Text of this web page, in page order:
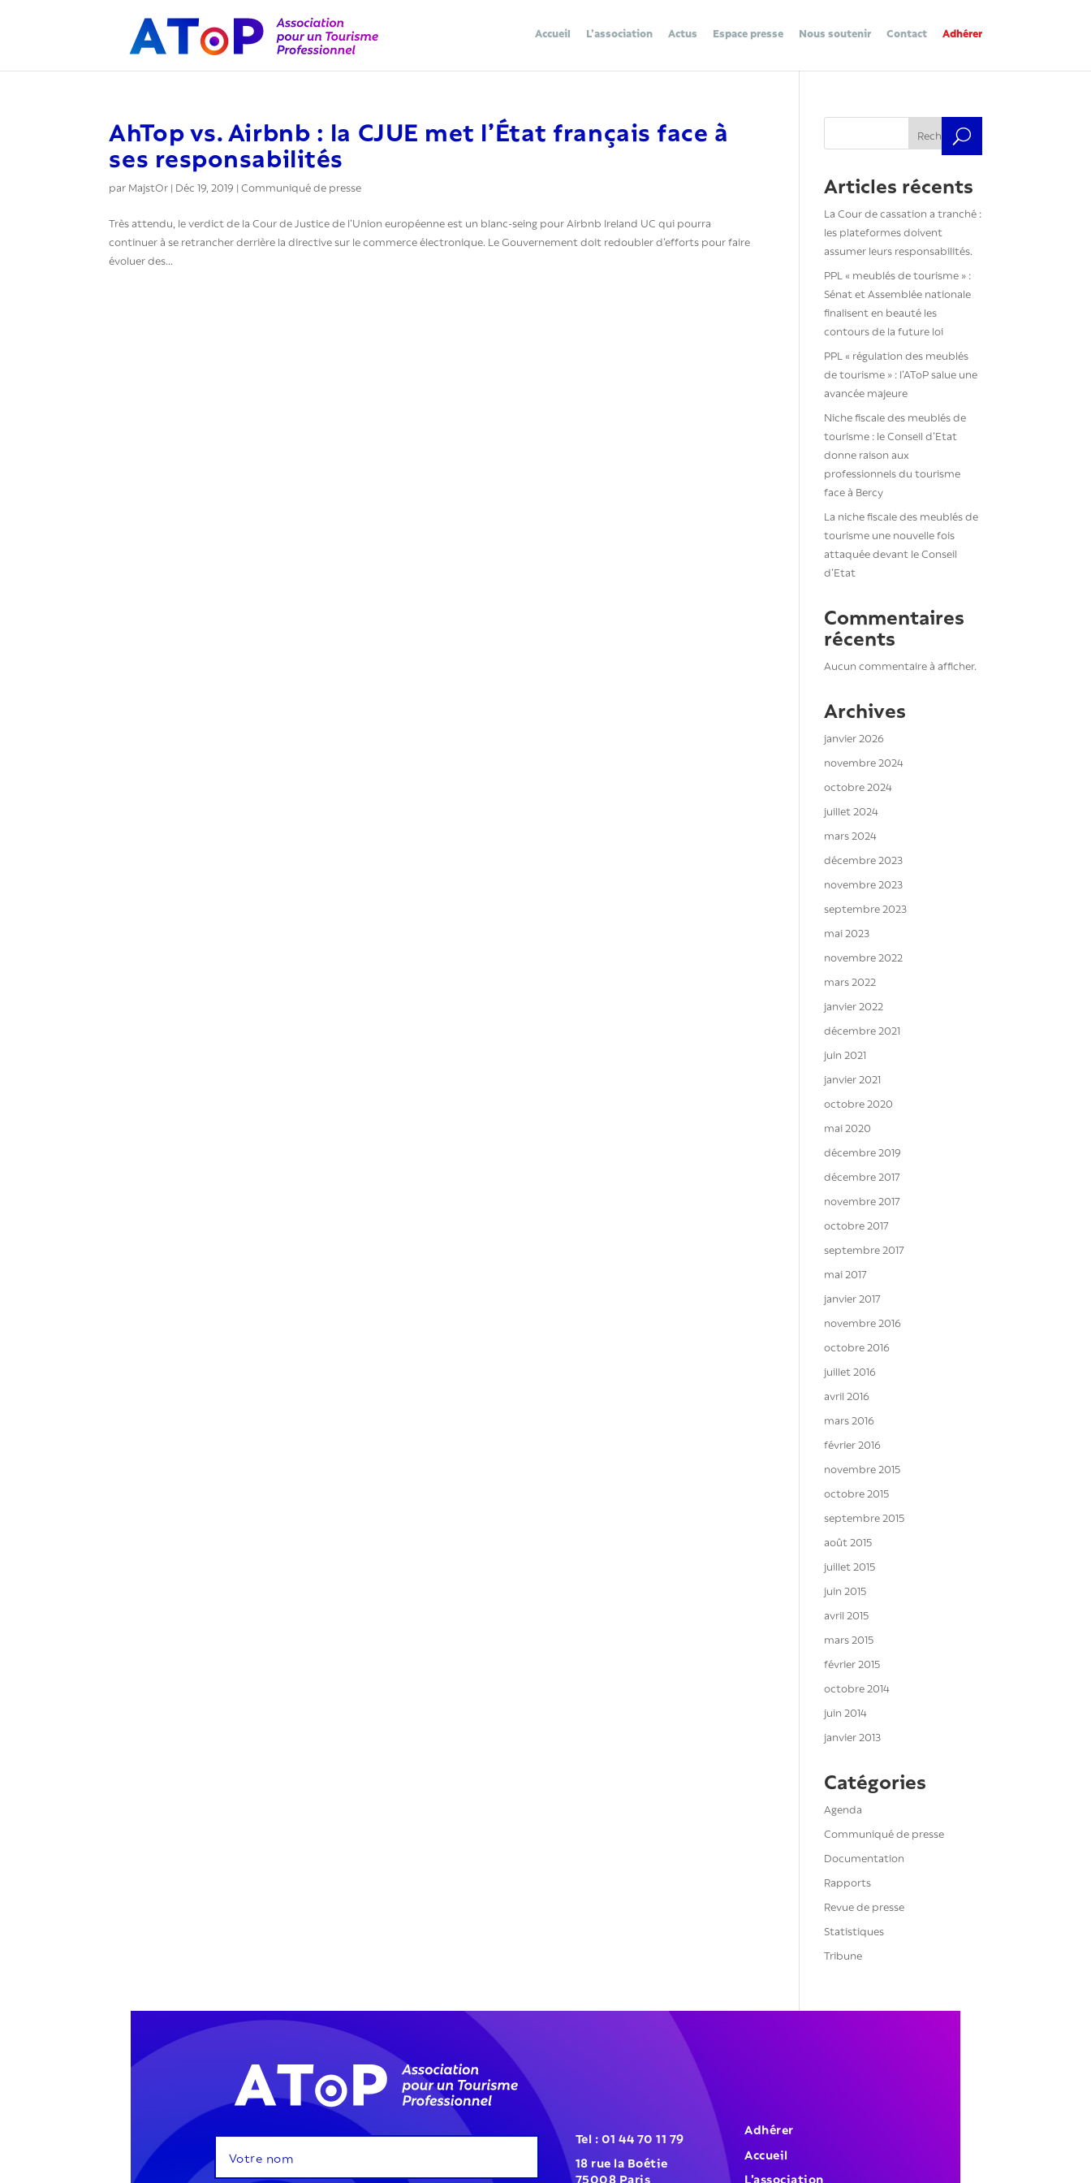
Accueil L’association Actus Espace presse Nous soutenir Contact Adhérer
AhTop vs. Airbnb : la CJUE met l’État français face à
ses responsabilités
parMajstOr| Déc 19, 2019 |Communiqué de presse
Très attendu, le verdict de la Cour de Justice de l’Union européenne est un blanc-seing pour Airbnb Ireland UC qui pourra
continuer à se retrancher derrière la directive sur le commerce électronique. Le Gouvernement doit redoubler d’efforts pour faire
évoluer des...
Rechercher
Articles récents
La Cour de cassation a tranché :
les plateformes doivent
assumer leurs responsabilités.
PPL « meublés de tourisme » :
Sénat et Assemblée nationale
finalisent en beauté les
contours de la future loi
PPL « régulation des meublés
de tourisme » : l’AToP salue une
avancée majeure
Niche fiscale des meublés de
tourisme : le Conseil d’Etat
donne raison aux
professionnels du tourisme
face à Bercy
La niche fiscale des meublés de
tourisme une nouvelle fois
attaquée devant le Conseil
d’Etat
Commentaires
récents
Aucun commentaire à afficher.
Archives
janvier 2026
novembre 2024
octobre 2024
juillet 2024
mars 2024
décembre 2023
novembre 2023
septembre 2023
mai 2023
novembre 2022
mars 2022
janvier 2022
décembre 2021
juin 2021
janvier 2021
octobre 2020
mai 2020
décembre 2019
décembre 2017
novembre 2017
octobre 2017
septembre 2017
mai 2017
janvier 2017
novembre 2016
octobre 2016
juillet 2016
avril 2016
mars 2016
février 2016
novembre 2015
octobre 2015
septembre 2015
août 2015
juillet 2015
juin 2015
avril 2015
mars 2015
février 2015
octobre 2014
juin 2014
janvier 2013
Catégories
Agenda
Communiqué de presse
Documentation
Rapports
Revue de presse
Statistiques
Tribune
Tel : 01 44 70 11 79
18 rue la Boétie
75008 Paris
Adhérer
Accueil
L’association